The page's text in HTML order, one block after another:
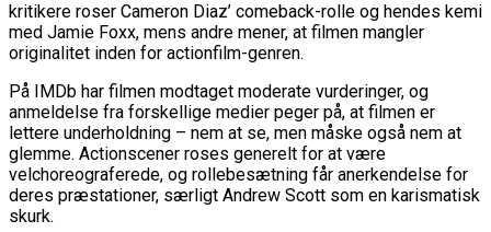
kritikere roser Cameron Diaz’ comeback-rolle og hendes kemi
med Jamie Foxx, mens andre mener, at filmen mangler
originalitet inden for actionfilm-genren.
På IMDb har filmen modtaget moderate vurderinger, og
anmeldelse fra forskellige medier peger på, at filmen er
lettere underholdning – nem at se, men måske også nem at
glemme. Actionscener roses generelt for at være
velchoreograferede, og rollebesætning får anerkendelse for
deres præstationer, særligt Andrew Scott som en karismatisk
skurk.